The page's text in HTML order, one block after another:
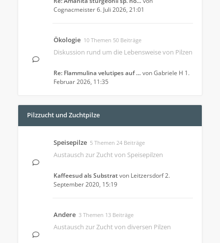
Cognacmeister6. Juli 2026, 21:01
Ökologie 10 Themen 50 Beiträge
Diskussion rund um die Lebensweise von Pilzen
Re: Flammulina velutipes auf … vonGabriele H 1.
Februar 2026, 11:35
Pilzzucht und Zuchtpilze
Speisepilze 5 Themen 24 Beiträge
Austausch zur Zucht von Speisepilzen
Kaffeesud als Substratvon Leitzersdorf2.
September 2020, 15:19
Andere 3 Themen 13 Beiträge
Austausch zur Zucht von diversen Pilzen